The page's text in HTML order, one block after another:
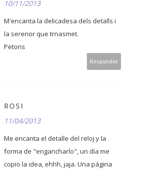
10/11/2013
M'encanta la delicadesa dels detalls i
la serenor que trnasmet.
Petons
Responder
ROSI
11/04/2013
Me encanta el detalle del reloj y la
forma de "engancharlo", un día me
copio la idea, ehhh, jaja. Una página